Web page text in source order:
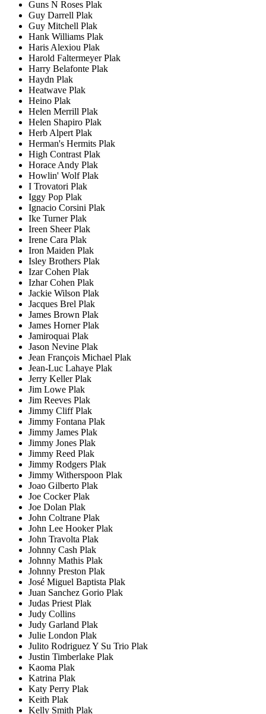
Guns N Roses Plak
Guy Darrell Plak
Guy Mitchell Plak
Hank Williams Plak
Haris Alexiou Plak
Harold Faltermeyer Plak
Harry Belafonte Plak
Haydn Plak
Heatwave Plak
Heino Plak
Helen Merrill Plak
Helen Shapiro Plak
Herb Alpert Plak
Herman's Hermits Plak
High Contrast Plak
Horace Andy Plak
Howlin' Wolf Plak
I Trovatori Plak
Iggy Pop Plak
Ignacio Corsini Plak
Ike Turner Plak
Ireen Sheer Plak
Irene Cara Plak
Iron Maiden Plak
Isley Brothers Plak
Izar Cohen Plak
Izhar Cohen Plak
Jackie Wilson Plak
Jacques Brel Plak
James Brown Plak
James Horner Plak
Jamiroquai Plak
Jason Nevine Plak
Jean François Michael Plak
Jean-Luc Lahaye Plak
Jerry Keller Plak
Jim Lowe Plak
Jim Reeves Plak
Jimmy Cliff Plak
Jimmy Fontana Plak
Jimmy James Plak
Jimmy Jones Plak
Jimmy Reed Plak
Jimmy Rodgers Plak
Jimmy Witherspoon Plak
Joao Gilberto Plak
Joe Cocker Plak
Joe Dolan Plak
John Coltrane Plak
John Lee Hooker Plak
John Travolta Plak
Johnny Cash Plak
Johnny Mathis Plak
Johnny Preston Plak
José Miguel Baptista Plak
Juan Sanchez Gorio Plak
Judas Priest Plak
Judy Collins
Judy Garland Plak
Julie London Plak
Julito Rodriguez Y Su Trio Plak
Justin Timberlake Plak
Kaoma Plak
Katrina Plak
Katy Perry Plak
Keith Plak
Kelly Smith Plak